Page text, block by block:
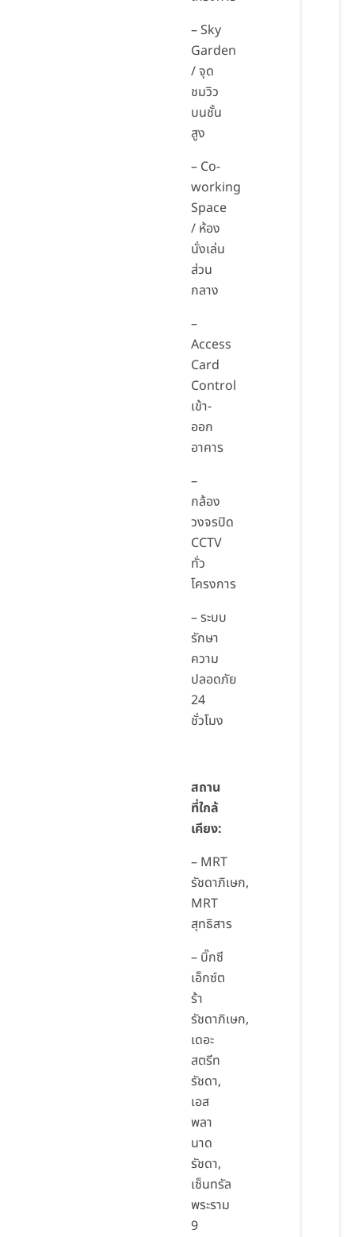
– Sky
Garden
/ จุด
ชมวิว
บนชั้น
สูง
– Co-
working
Space
/ ห้อง
นั่งเล่น
ส่วน
กลาง
–
Access
Card
Control
เข้า-
ออก
อาคาร
–
กล้อง
วงจรปิด
CCTV
ทั่ว
โครงการ
– ระบบ
รักษา
ความ
ปลอดภัย
24
ชั่วโมง
สถาน
ที่ใกล้
เคียง:
– MRT
รัชดาภิเษก,
MRT
สุทธิสาร
– บิ๊กซี
เอ็กซ์ต
ร้า
รัชดาภิเษก,
เดอะ
สตรีท
รัชดา,
เอส
พลา
นาด
รัชดา,
เซ็นทรัล
พระราม
9